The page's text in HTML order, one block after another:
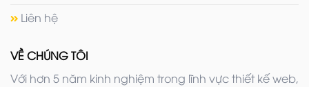
Liên hệ
VỀ CHÚNG TÔI
Với hơn 5 năm kinh nghiệm trong lĩnh vực thiết kế web,